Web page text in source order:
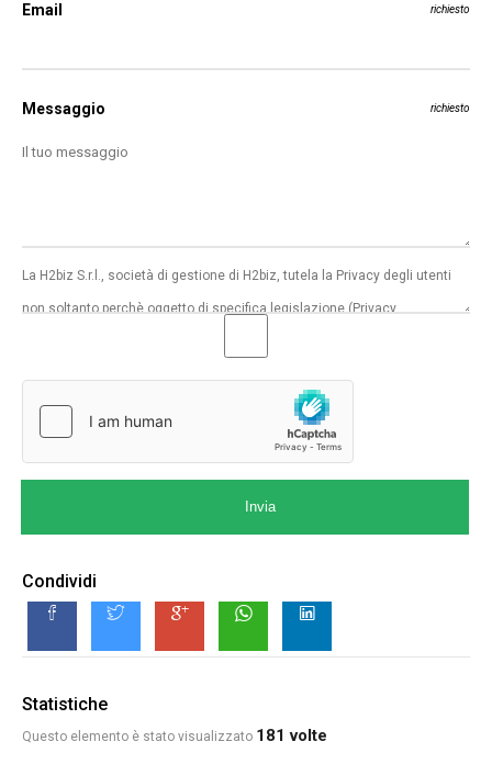
Email richiesto
Messaggio richiesto
Invia
Condividi
Statistiche
Questo elemento è stato visualizzato 181 volte